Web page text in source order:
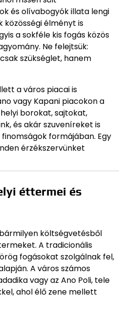
és olívabogyók illata lengi
közösségi élményt is
a sokféle kis fogás közös
Ne felejtsük:
szükséglet, hanem
a város piacai is
vagy Kapani piacokon a
borokat, sajtokat,
és akár szuveníreket is
formájában. Egy
érzékszervünket
éttermei és
költségvetésből
A tradicionális
fogásokat szolgálnak fel,
A város számos
vagy az Ano Poli, tele
ahol élő zene mellett